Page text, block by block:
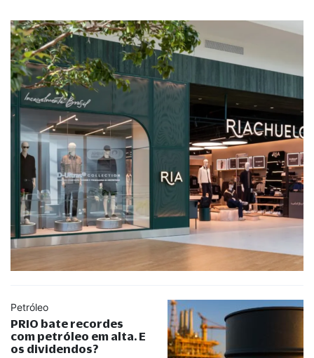
Petróleo
PRIO bate recordes
com petróleo em alta. E
os dividendos?